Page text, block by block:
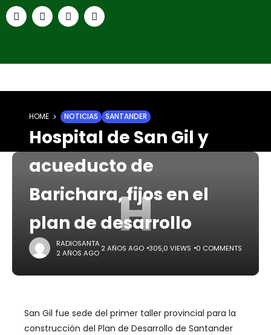
H
HOME NOTICIAS SANTANDER
Hospital de San Gil y
acueducto de
Barichara, fijos en el
plan de desarrollo
RADIOSANTA
2 AÑOS AGO 2 AÑOS AGO 305,0 VIEWS 0 COMMENTS
San Gil fue sede del primer taller provincial para la
construcción del Plan de Desarrollo de Santander